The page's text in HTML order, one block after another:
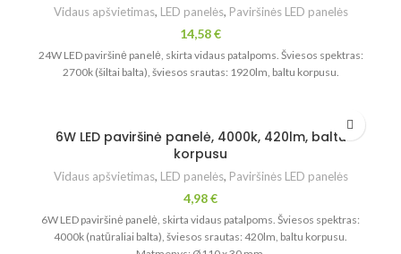
Vidaus apšvietimas, LED panelės, Paviršinės LED panelės
14,58€
24W LED paviršinė panelė, skirta vidaus patalpoms. Šviesos spektras:
2700k (šiltai balta), šviesos srautas: 1920lm, baltu korpusu.
6W LED paviršinė panelė, 4000k, 420lm, baltu
korpusu
Vidaus apšvietimas, LED panelės, Paviršinės LED panelės
4,98€
6W LED paviršinė panelė, skirta vidaus patalpoms. Šviesos spektras:
4000k (natūraliai balta), šviesos srautas: 420lm, baltu korpusu.